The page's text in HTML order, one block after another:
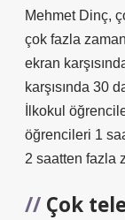
Mehmet Dinç,
çok fazla
ekran
karşısında 30
İlkokul
öğrencileri 1
2 saatten fazla
Çok